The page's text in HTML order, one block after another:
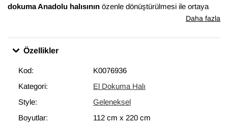
dokuma Anadolu halısının özenle dönüştürülmesi ile ortaya
çıkmıştır. Bu dönüşüm süreci, Anadolu'nun birçok yöresinde
düşürmek için el makineleri ile traşlanan halıların gerekli
bakımları yapılarak satışa sunulur. Bu muhteşem dönüşüm,
ortaya çıkartır.
112 cm x 220 cm
ölçülerinde olan bu halı, pamuktan üzerine yün
ile dokunmuştur.
Daha fazla
Özellikler
Kod:
K0076936
Kategori:
El Dokuma Halı
Style:
Geleneksel
Boyutlar:
112 cm x 220 cm